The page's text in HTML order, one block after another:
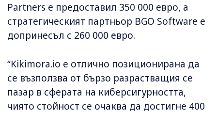
Partners е предоставил 350 000 евро, а
стратегическият партньор BGO Software е
допринесъл с 260 000 евро.
“Kikimora.io е отлично позиционирана да
се възползва от бързо разрастващия се
пазар в сферата на киберсигурността,
чиято стойност се очаква да достигне 400